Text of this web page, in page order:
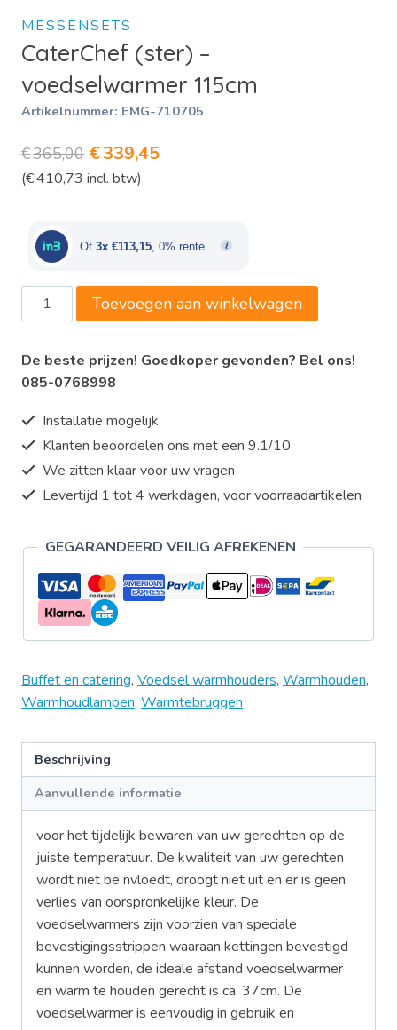
MESSENSETS
CaterChef (ster) –
voedselwarmer 115cm
Artikelnummer: EMG-710705
€365,00 Oorspronkelijke
prijs
€365,00.
€339,45Huidige
€339,45.
(€410,73 incl. btw)
Of 3x €113,15 , 0% rente
CaterChef
(ster)
voedselwarmer
115cm
Toevoegen aan winkelwagen
De beste prijzen! Goedkoper gevonden? Bel ons!
085-0768998
Installatie mogelijk
Klanten beoordelen ons met een 9.1/10
We zitten klaar voor uw vragen
Levertijd 1 tot 4 werkdagen, voor voorraadartikelen
GEGARANDEERD VEILIG AFREKENEN
Buffet en catering, Voedsel warmhouders, Warmhouden,
Warmhoudlampen, Warmtebruggen
Beschrijving
Aanvullende informatie
voor het tijdelijk bewaren van uw gerechten op de
juiste temperatuur. De kwaliteit van uw gerechten
wordt niet beïnvloedt, droogt niet uit en er is geen
verlies van oorspronkelijke kleur. De
voedselwarmers zijn voorzien van speciale
bevestigingsstrippen waaraan kettingen bevestigd
kunnen worden, de ideale afstand voedselwarmer
en warm te houden gerecht is ca. 37cm. De
voedselwarmer is eenvoudig in gebruik en